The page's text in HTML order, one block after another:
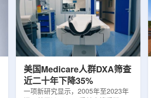
美国Medicare人群DXA筛查
近二十年下降35%
一项新研究显示，2005年至2023年